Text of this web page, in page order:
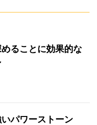
ることに効果的な
パワーストーン